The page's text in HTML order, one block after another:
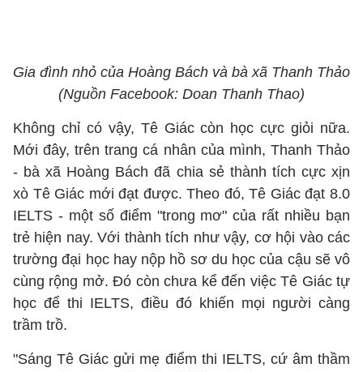
Gia đình nhỏ của Hoàng Bách và bà xã Thanh Thảo
(Nguồn Facebook: Doan Thanh Thao)
Không chỉ có vậy, Tê Giác còn học cực giỏi nữa.
Mới đây, trên trang cá nhân của mình, Thanh Thảo
- bà xã Hoàng Bách đã chia sẻ thành tích cực xịn
xò Tê Giác mới đạt được. Theo đó, Tê Giác đạt 8.0
IELTS - một số điểm "trong mơ" của rất nhiều bạn
trẻ hiện nay. Với thành tích như vậy, cơ hội vào các
trường đại học hay nộp hồ sơ du học của cậu sẽ vô
cùng rộng mở. Đó còn chưa kể đến việc Tê Giác tự
học để thi IELTS, điều đó khiến mọi người càng
trầm trồ.
"Sáng Tê Giác gửi mẹ điểm thi IELTS, cứ âm thầm